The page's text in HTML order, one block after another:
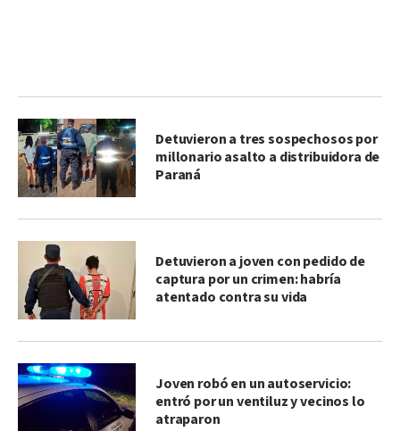
Detuvieron a tres sospechosos por
millonario asalto a distribuidora de
Paraná
Detuvieron a joven con pedido de
captura por un crimen: habría
atentado contra su vida
Joven robó en un autoservicio:
entró por un ventiluz y vecinos lo
atraparon